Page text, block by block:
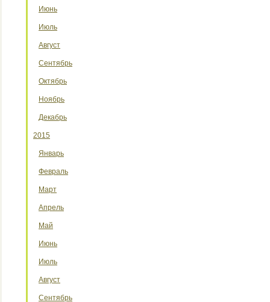
Июнь
Июль
Август
Сентябрь
Октябрь
Ноябрь
Декабрь
2015
Январь
Февраль
Март
Апрель
Май
Июнь
Июль
Август
Сентябрь